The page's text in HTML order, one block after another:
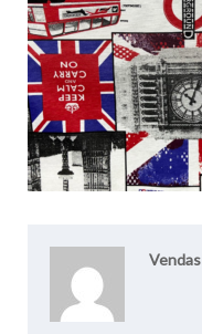
Vendas